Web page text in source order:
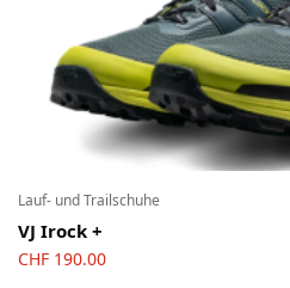
Lauf- und Trailschuhe
VJ Irock +
CHF 190.00